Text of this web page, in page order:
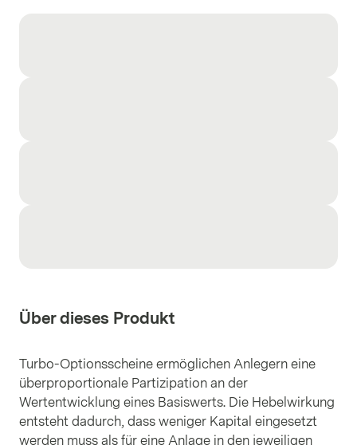
Über dieses Produkt
Turbo-Optionsscheine ermöglichen Anlegern eine
überproportionale Partizipation an der
Wertentwicklung eines Basiswerts. Die Hebelwirkung
entsteht dadurch, dass weniger Kapital eingesetzt
werden muss als für eine Anlage in den jeweiligen